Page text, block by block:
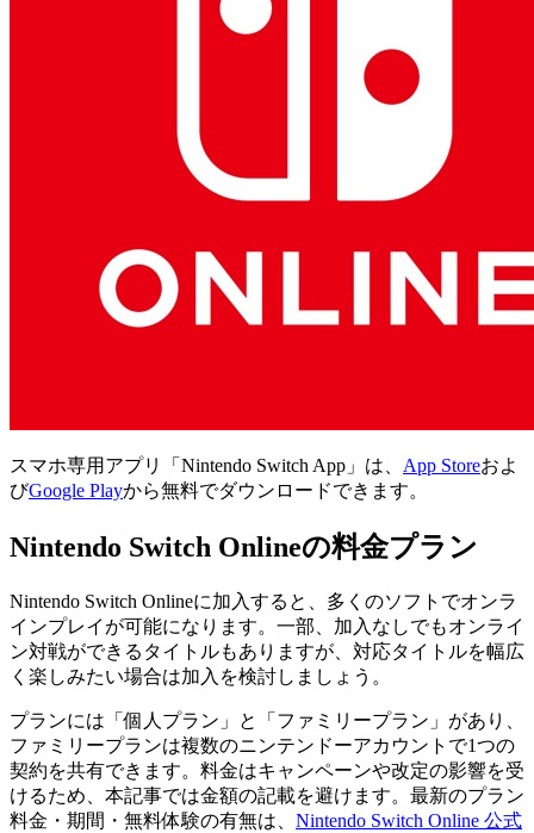
スマホ専用アプリ「Nintendo Switch App」は、 App Storeおよ
びGoogle Playから無料でダウンロードできます。
Nintendo Switch Onlineの料金プラン
Nintendo Switch Onlineに加入すると、多くのソフトでオンラ
インプレイが可能になります。一部、加入なしでもオンライ
ン対戦ができるタイトルもありますが、対応タイトルを幅広
く楽しみたい場合は加入を検討しましょう。
プランには「個人プラン」と「ファミリープラン」があり、
ファミリープランは複数のニンテンドーアカウントで1つの
契約を共有できます。料金はキャンペーンや改定の影響を受
けるため、本記事では金額の記載を避けます。最新のプラン
料金・期間・無料体験の有無は、 Nintendo Switch Online 公式